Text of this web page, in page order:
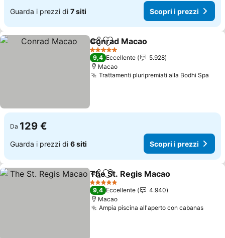
Guarda i prezzi di 7 siti Scopri i prezzi
CondividiAggiungi ai preferiti
Conrad Macao
5 Stelle
9,4 Eccellente
5.928
Macao
Trattamenti pluripremiati alla Bodhi Spa
Da 129 €
Guarda i prezzi di 6 siti Scopri i prezzi
CondividiAggiungi ai preferiti
The St. Regis Macao
5 Stelle
9,4 Eccellente
4.940
Macao
Ampia piscina all'aperto con cabanas